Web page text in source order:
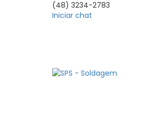
(48) 3234-2783
Iniciar chat